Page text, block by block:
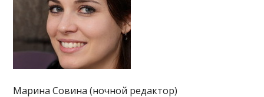
Марина Совина (ночной редактор)